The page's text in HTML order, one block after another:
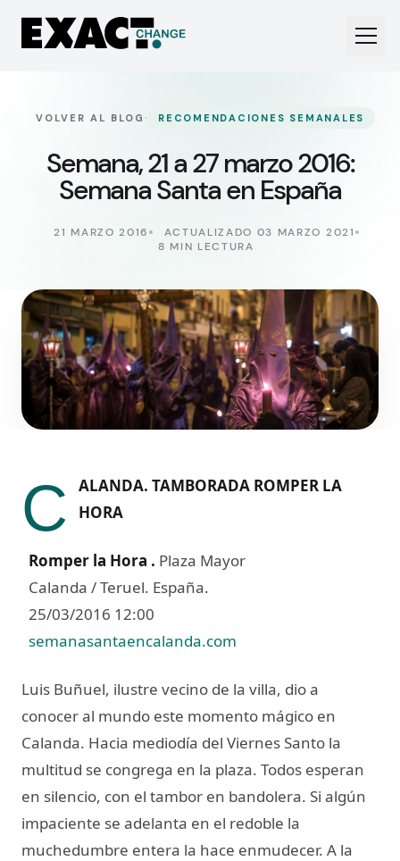
VOLVER AL BLOG · RECOMENDACIONES SEMANALES
Semana, 21 a 27 marzo 2016:
Semana Santa en España
21 MARZO 2016
ACTUALIZADO 03 MARZO 2021
8 MIN LECTURA
C
ALANDA. TAMBORADA ROMPER LA
HORA
Romper la Hora . Plaza Mayor
Calanda / Teruel. España.
25/03/2016 12:00
semanasantaencalanda.com
Luis Buñuel, ilustre vecino de la villa, dio a
conocer al mundo este momento mágico en
Calanda. Hacia mediodía del Viernes Santo la
multitud se congrega en la plaza. Todos esperan
en silencio, con el tambor en bandolera. Si algún
impaciente se adelanta en el redoble la
muchedumbre entera la hace enmudecer. A la